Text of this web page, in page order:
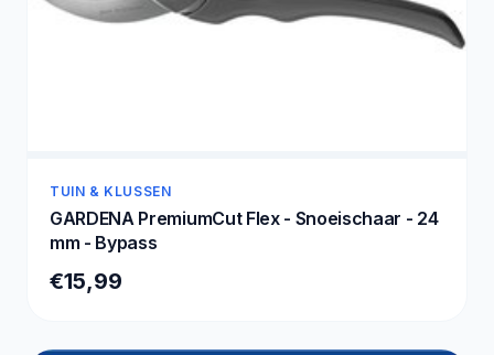
TUIN & KLUSSEN
GARDENA PremiumCut Flex - Snoeischaar - 24
mm - Bypass
€15,99